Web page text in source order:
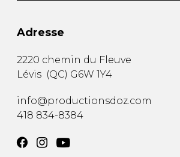
Adresse
2220 chemin du Fleuve
Lévis (QC) G6W 1Y4
info@productionsdoz.com
418 834-8384